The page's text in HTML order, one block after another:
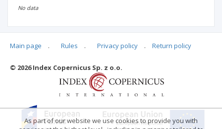
No data
Articles quoting
Main page . Rules . Privacy policy . Return policy
© 2026 Index Copernicus Sp. z o.o.
As part of our website we use cookies to provide you with